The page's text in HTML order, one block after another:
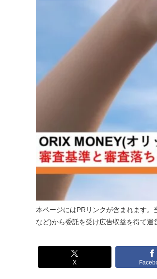
本ページにはPRリンクが含まれます
など)から委託を受け広告収益を得て運
X